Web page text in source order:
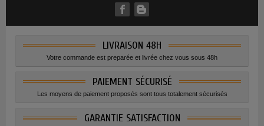
LIVRAISON 48H
Votre commande est preparée et livrée chez vous sous 48h
PAIEMENT SÉCURISÉ
Les moyens de paiement proposés sont tous totalement sécurisés
GARANTIE SATISFACTION